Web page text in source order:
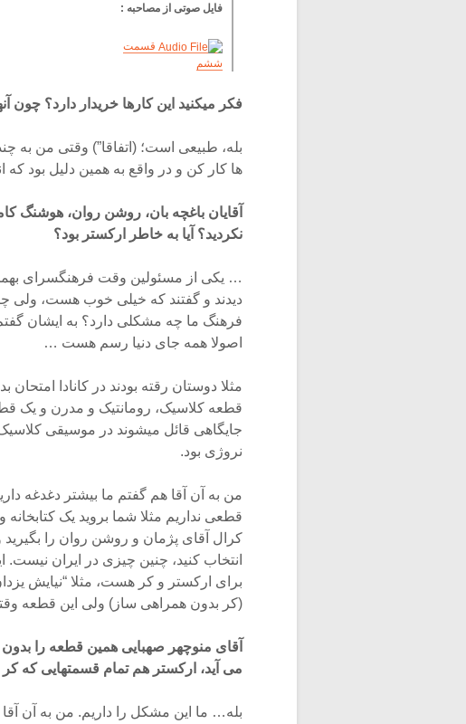
فایل صوتی از مصاحبه :
قسمت
ششم
فکر میکنید این کارها خریدار دارد؟ چون
بله، طبیعی است؛ (اتفاقا”) وقتی من به
ها کار کن و در واقع به همین دلیل بود که
آقایان باغچه بان، روشن روان، هوشنگ
نکردید؟ آیا به خاطر ارکستر بود؟
… یکی از مسئولین وقت فرهنگسرای
دیدند و گفتند که خیلی خوب هست، ولی
فرهنگ ما چه مشکلی دارد؟ به ایشان
اصولا همه جای دنیا رسم هست …
مثلا دوستان رقته بودند در کانادا امتحان
قطعه کلاسیک، رومانتیک و مدرن و یک
جایگاهی قائل میشوند در موسیقی
نروژی بود.
من به آن آقا هم گفتم ما بیشتر دغدغه
قطعی نداریم مثلا شما بروید یک کتابخانه و
کرال آقای پژمان و روشن روان را بگیرید و
انتخاب کنید، چنین چیزی در ایران نیست.
برای ارکستر و کر هست، مثلا “نیایش
(کر بدون همراهی ساز) ولی این قطعه
آقای منوچهر صهبایی همین قطعه را بدون
می آید، ارکستر هم تمام قسمتهایی که کر
بله… ما این مشکل را داریم. من به آن